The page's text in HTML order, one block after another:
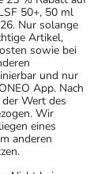
50+, 50 ml
Nur solange
Artikel,
sowie bei
und nur
App. Nach
Wert des
Wir
eines
anderen